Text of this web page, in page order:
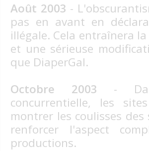
Août 2003 -
pas en avant en
illégale. Cela entraînera
et une sérieuse
que DiaperGal.
Octobre 2003 -
concurrentielle, les
montrer les coulisses
renforcer l'aspect
productions.